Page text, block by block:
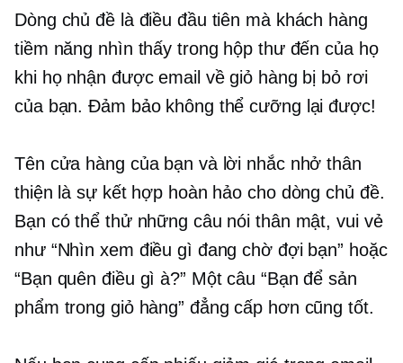
Dòng chủ đề là điều đầu tiên mà khách hàng
tiềm năng nhìn thấy trong hộp thư đến của họ
khi họ nhận được email về giỏ hàng bị bỏ rơi
của bạn. Đảm bảo không thể cưỡng lại được!
Tên cửa hàng của bạn và lời nhắc nhở thân
thiện là sự kết hợp hoàn hảo cho dòng chủ đề.
Bạn có thể thử những câu nói thân mật, vui vẻ
như “Nhìn xem điều gì đang chờ đợi bạn” hoặc
“Bạn quên điều gì à?” Một câu “Bạn để sản
phẩm trong giỏ hàng” đẳng cấp hơn cũng tốt.